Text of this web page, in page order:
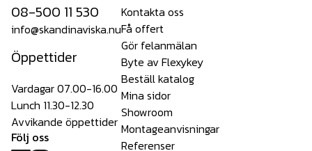
08-500 11 530
info@skandinaviska.nu
Öppettider
Vardagar 07.00-16.00
Lunch 11.30-12.30
Avvikande öppettider
Följ oss
Kontakta oss
Få offert
Gör felanmälan
Byte av Flexykey
Beställ katalog
Mina sidor
Showroom
Montageanvisningar
Referenser